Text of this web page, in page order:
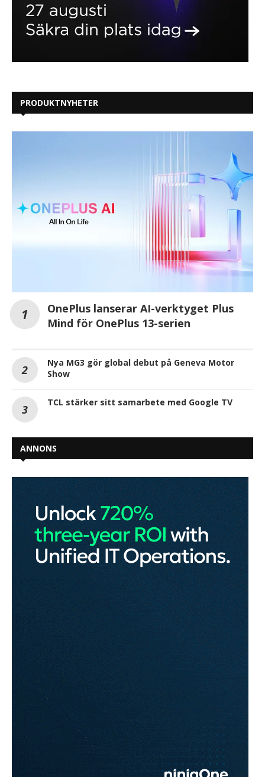
PRODUKTNYHETER
OnePlus lanserar AI-verktyget Plus
Mind för OnePlus 13-serien
Nya MG3 gör global debut på Geneva Motor
Show
TCL stärker sitt samarbete med Google TV
ANNONS